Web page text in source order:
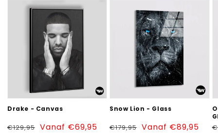
Drake
Drake - Canvas
Normale
€129,95 Aanbiedingsprijs
Vanaf €69,95
Snow Lion - Glass
Normale
€179,95 Aanbiedingsprijs
Vanaf €89,95